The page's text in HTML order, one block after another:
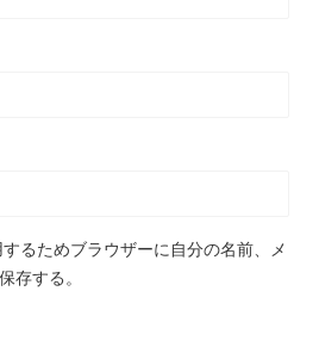
るためブラウザーに自分の名前、メ
存する。